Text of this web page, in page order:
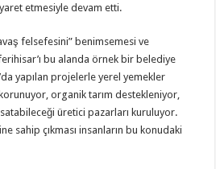
etmesiyle devam etti.
felsefesini” benimsemesi ve
bu alanda örnek bir belediye
yapılan projelerle yerel yemekler
organik tarım destekleniyor,
üretici pazarları kuruluyor.
sahip çıkması insanların bu konudaki